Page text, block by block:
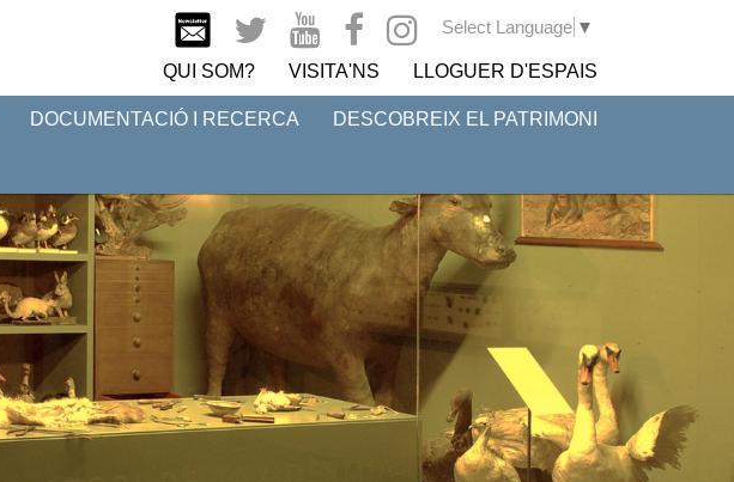
Select Language ▼
QUI SOM? VISITA'NS LLOGUER D'ESPAIS
DOCUMENTACIÓ I RECERCA DESCOBREIX EL PATRIMONI